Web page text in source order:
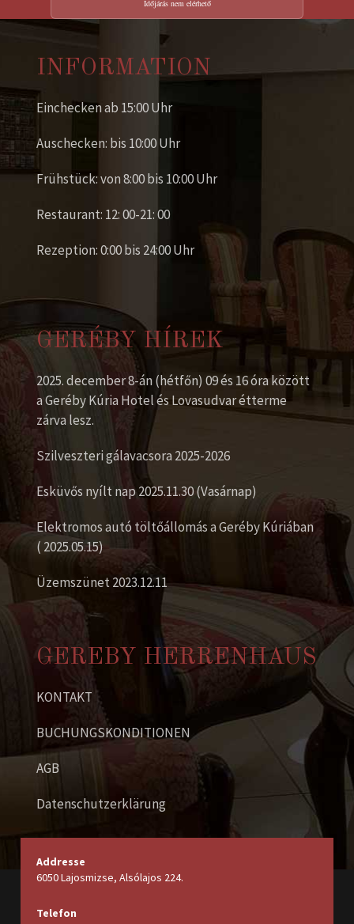
Időjárás nem elérhető
INFORMATION
Einchecken ab 15:00 Uhr
Auschecken: bis 10:00 Uhr
Frühstück: von 8:00 bis 10:00 Uhr
Restaurant: 12: 00-21: 00
Rezeption: 0:00 bis 24:00 Uhr
GERÉBY HÍREK
2025. december 8-án (hétfőn) 09 és 16 óra között
a Geréby Kúria Hotel és Lovasudvar étterme
zárva lesz.
Szilveszteri gálavacsora 2025-2026
Esküvős nyílt nap 2025.11.30 (Vasárnap)
Elektromos autó töltőállomás a Geréby Kúriában
( 2025.05.15)
Üzemszünet 2023.12.11
GEREBY HERRENHAUS
KONTAKT
BUCHUNGSKONDITIONEN
AGB
Datenschutzerklärung
Addresse
6050 Lajosmizse, Alsólajos 224.
Telefon